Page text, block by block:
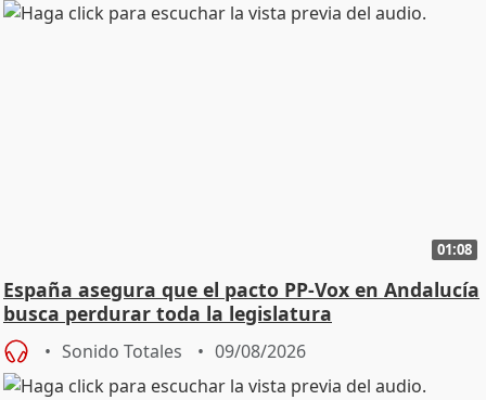
01:08
España asegura que el pacto PP-Vox en Andalucía
busca perdurar toda la legislatura
Sonido Totales 09/08/2026